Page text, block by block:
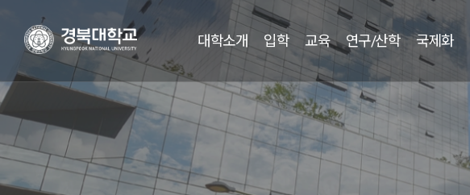
대학소개 입학 교육 연구/산학 국제화